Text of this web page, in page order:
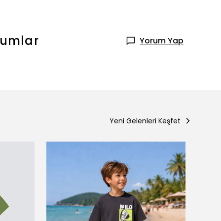
Yorum Yap
Yeni Gelenleri Keşfet